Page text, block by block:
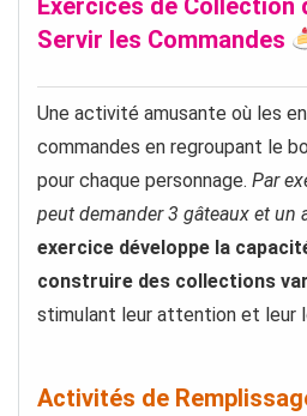
Servir les Commandes
Une activité amusante où les
commandes en regroupant le
pour chaque personnage. Par
peut demander 3 gâteaux et un
exercice développe la
construire des collections
stimulant leur attention et leur
Activités de